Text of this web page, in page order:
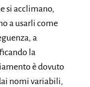
si acclimano,
a usarli come
a
la
è dovuto
nomi variabili,